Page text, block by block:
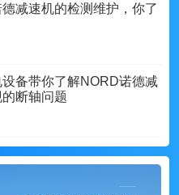
减速机的检测维护，你了
备带你了解NORD诺德减
断轴问题